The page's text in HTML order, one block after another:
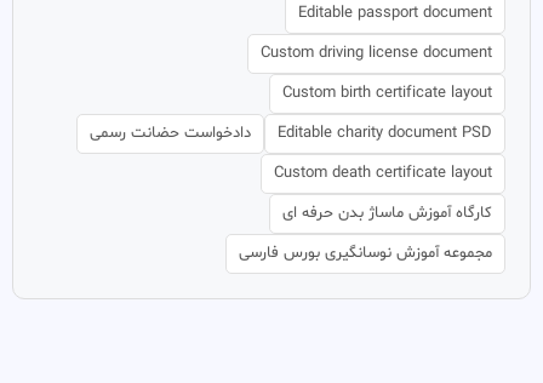
Editable passport document
Custom driving license document
Custom birth certificate layout
Editable charity document PSD
دادخواست حضانت رسمی
Custom death certificate layout
کارگاه آموزش ماساژ بدن حرفه ای
مجموعه آموزش نوسانگیری بورس فارسی